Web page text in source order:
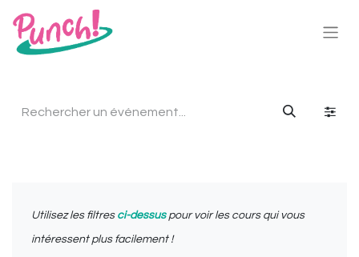
Utilisez les filtres ci-dessuspour voir les cours qui vous
intéressent plus facilement !